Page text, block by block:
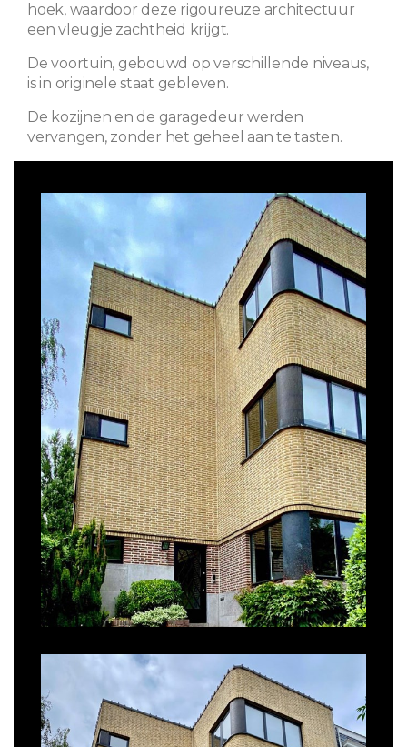
hoek, waardoor deze rigoureuze architectuur
een vleugje zachtheid krijgt.
De voortuin, gebouwd op verschillende niveaus,
is in originele staat gebleven.
De kozijnen en de garagedeur werden
vervangen, zonder het geheel aan te tasten.